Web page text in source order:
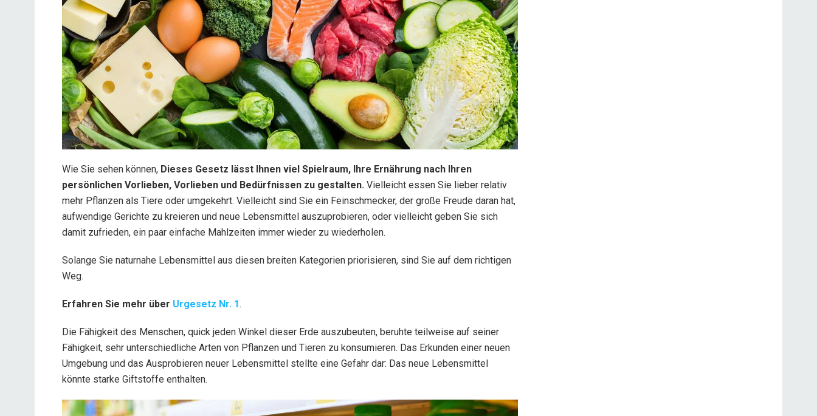
Wie Sie sehen können, Dieses Gesetz lässt Ihnen viel Spielraum, Ihre Ernährung nach Ihren
persönlichen Vorlieben, Vorlieben und Bedürfnissen zu gestalten. Vielleicht essen Sie lieber relativ
mehr Pflanzen als Tiere oder umgekehrt. Vielleicht sind Sie ein Feinschmecker, der große Freude daran hat,
aufwendige Gerichte zu kreieren und neue Lebensmittel auszuprobieren, oder vielleicht geben Sie sich
damit zufrieden, ein paar einfache Mahlzeiten immer wieder zu wiederholen.
Solange Sie naturnahe Lebensmittel aus diesen breiten Kategorien priorisieren, sind Sie auf dem richtigen
Weg.
Erfahren Sie mehr über Urgesetz Nr. 1.
Die Fähigkeit des Menschen, quick jeden Winkel dieser Erde auszubeuten, beruhte teilweise auf seiner
Fähigkeit, sehr unterschiedliche Arten von Pflanzen und Tieren zu konsumieren. Das Erkunden einer neuen
Umgebung und das Ausprobieren neuer Lebensmittel stellte eine Gefahr dar: Das neue Lebensmittel
könnte starke Giftstoffe enthalten.